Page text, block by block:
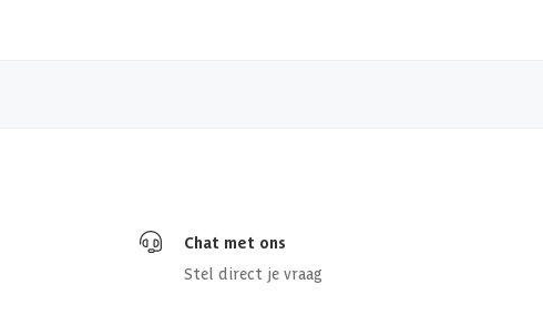
Chat met ons
Stel direct je vraag